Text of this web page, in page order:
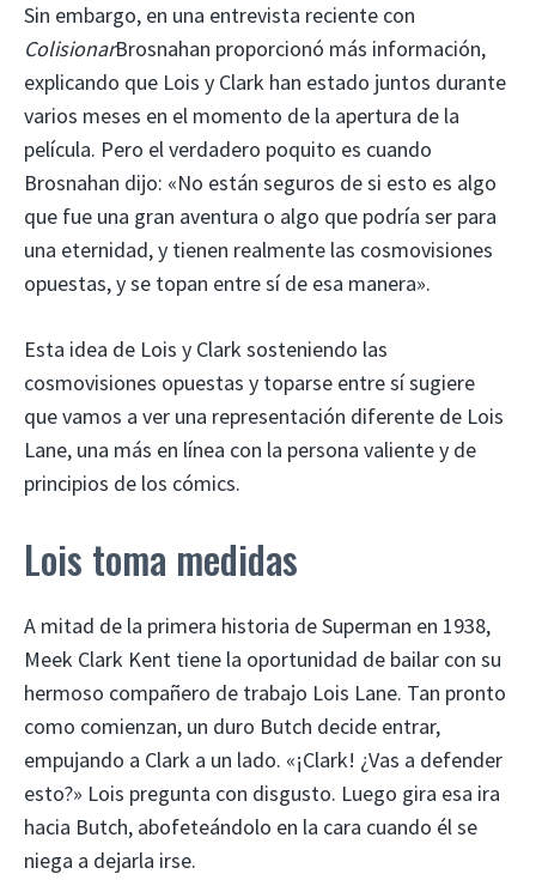
Sin embargo, en una entrevista reciente con
ColisionarBrosnahan proporcionó más información,
explicando que Lois y Clark han estado juntos durante
varios meses en el momento de la apertura de la
película. Pero el verdadero poquito es cuando
Brosnahan dijo: «No están seguros de si esto es algo
que fue una gran aventura o algo que podría ser para
una eternidad, y tienen realmente las cosmovisiones
opuestas, y se topan entre sí de esa manera».
Esta idea de Lois y Clark sosteniendo las
cosmovisiones opuestas y toparse entre sí sugiere
que vamos a ver una representación diferente de Lois
Lane, una más en línea con la persona valiente y de
principios de los cómics.
Lois toma medidas
A mitad de la primera historia de Superman en 1938,
Meek Clark Kent tiene la oportunidad de bailar con su
hermoso compañero de trabajo Lois Lane. Tan pronto
como comienzan, un duro Butch decide entrar,
empujando a Clark a un lado. «¡Clark! ¿Vas a defender
esto?» Lois pregunta con disgusto. Luego gira esa ira
hacia Butch, abofeteándolo en la cara cuando él se
niega a dejarla irse.